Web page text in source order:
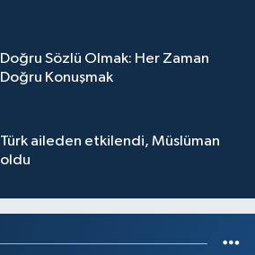
Doğru Sözlü Olmak: Her Zaman
Doğru Konuşmak
Türk aileden etkilendi, Müslüman
oldu